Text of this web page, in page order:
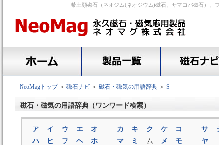
希土類磁石（ネオジム(ネオジウム)磁石、サマコバ磁石）、
NeoMagトップ＞ 磁石ナビ ＞ 磁石・磁気の用語辞典 ＞ S
磁石・磁気の用語辞典（ワンワード検索）
ア イ ウ エ オ カ キ ク ケ コ サ
ハ
ヒ フ ヘ ホ マ ミ ム メ モ
ヤ